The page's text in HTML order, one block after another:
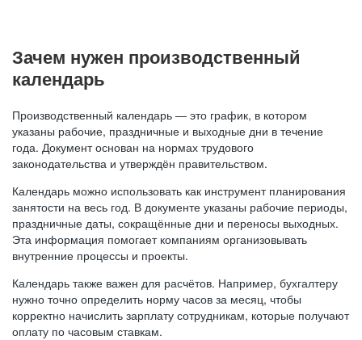
Зачем нужен производственный
календарь
Производственный календарь — это график, в котором
указаны рабочие, праздничные и выходные дни в течение
года. Документ основан на нормах трудового
законодательства и утверждён правительством.
Календарь можно использовать как инструмент планирования
занятости на весь год. В документе указаны рабочие периоды,
праздничные даты, сокращённые дни и переносы выходных.
Эта информация помогает компаниям организовывать
внутренние процессы и проекты.
Календарь также важен для расчётов. Например, бухгалтеру
нужно точно определить норму часов за месяц, чтобы
корректно начислить зарплату сотрудникам, которые получают
оплату по часовым ставкам.